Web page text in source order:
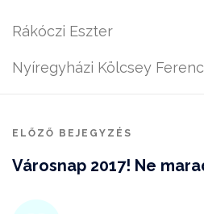
Rákóczi Eszter
Nyíregyházi Kölcsey
ELŐZŐ BEJEGYZÉS
Városnap 2017! Ne